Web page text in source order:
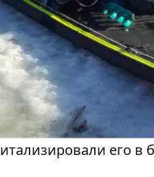
его в